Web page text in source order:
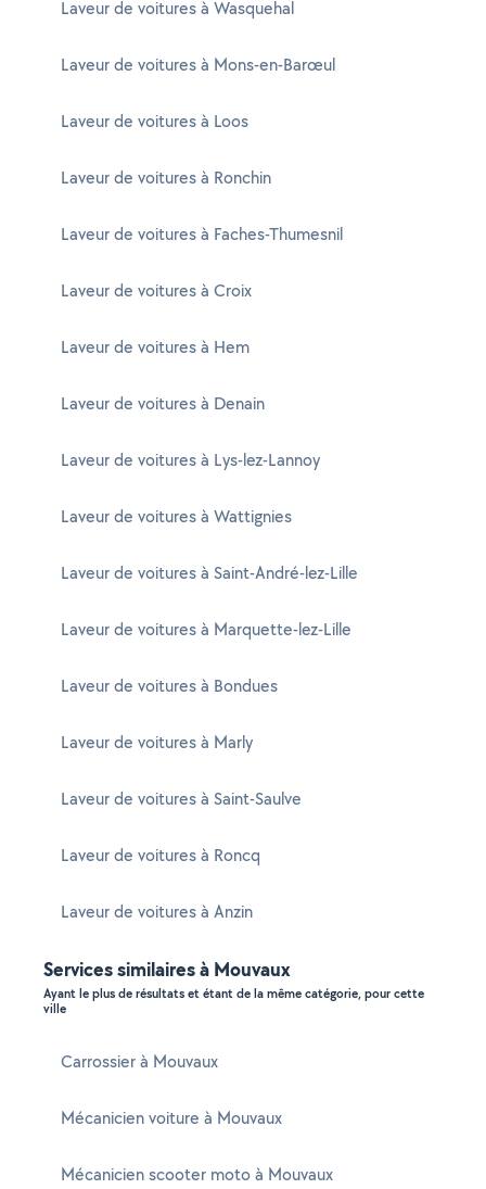
Laveur de voitures à Wasquehal
Laveur de voitures à Mons-en-Barœul
Laveur de voitures à Loos
Laveur de voitures à Ronchin
Laveur de voitures à Faches-Thumesnil
Laveur de voitures à Croix
Laveur de voitures à Hem
Laveur de voitures à Denain
Laveur de voitures à Lys-lez-Lannoy
Laveur de voitures à Wattignies
Laveur de voitures à Saint-André-lez-Lille
Laveur de voitures à Marquette-lez-Lille
Laveur de voitures à Bondues
Laveur de voitures à Marly
Laveur de voitures à Saint-Saulve
Laveur de voitures à Roncq
Laveur de voitures à Anzin
Services similaires à Mouvaux
Ayant le plus de résultats et étant de la même catégorie, pour cette
ville
Carrossier à Mouvaux
Mécanicien voiture à Mouvaux
Mécanicien scooter moto à Mouvaux